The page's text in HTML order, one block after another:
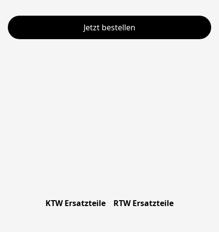
Jetzt bestellen
KTW Ersatzteile RTW Ersatzteile